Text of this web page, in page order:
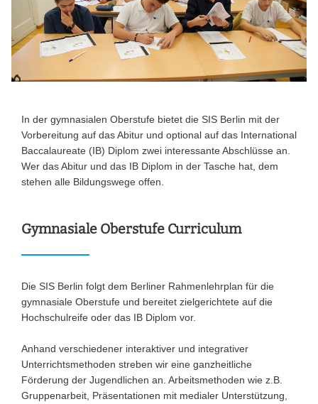
In der gymnasialen Oberstufe bietet die SIS Berlin mit der
Vorbereitung auf das Abitur und optional auf das International
Baccalaureate (IB) Diplom zwei interessante Abschlüsse an.
Wer das Abitur und das IB Diplom in der Tasche hat, dem
stehen alle Bildungswege offen.
Gymnasiale Oberstufe Curriculum
Die SIS Berlin folgt dem Berliner Rahmenlehrplan für die
gymnasiale Oberstufe und bereitet zielgerichtete auf die
Hochschulreife oder das IB Diplom vor.
Anhand verschiedener interaktiver und integrativer
Unterrichtsmethoden streben wir eine ganzheitliche
Förderung der Jugendlichen an. Arbeitsmethoden wie z.B.
Gruppenarbeit, Präsentationen mit medialer Unterstützung,